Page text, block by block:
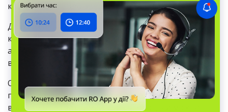
клієнт розуміє, що звернення прийняте.
Другий сценарій: заявка → задача менеджеру →
контроль виконання, який вирішує проблему
автоматичних задач на передзвон по ліду і зменшує
втрати клієнтів через забуті дзвінки.
Обидва сценарії дають помітний ефект: дані не
губляться, реакція стає швидшою, клієнт отримує
відповідь без затримки. Далі ці процеси можна